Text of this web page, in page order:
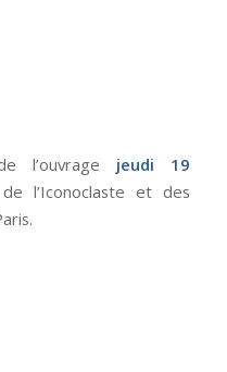
l’ouvrage jeudi 19
l’Iconoclaste et des